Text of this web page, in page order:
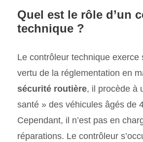
Quel est le rôle d’un
technique ?
Le contrôleur technique exerce
vertu de la réglementation en
sécurité routière, il procède à
santé » des véhicules âgés de
Cependant, il n’est pas en
réparations. Le contrôleur